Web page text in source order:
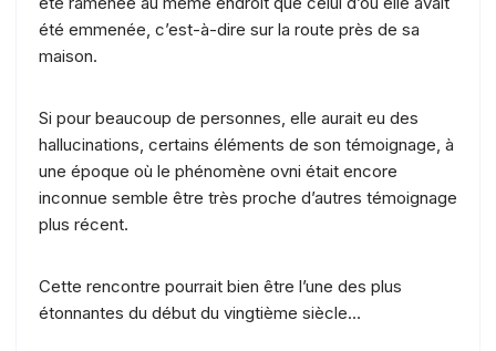
été emmenée, c’est-à-dire sur la route près de sa
maison.
Si pour beaucoup de personnes, elle aurait eu des
hallucinations, certains éléments de son témoignage, à
une époque où le phénomène ovni était encore
inconnue semble être très proche d’autres témoignage
plus récent.
Cette rencontre pourrait bien être l’une des plus
étonnantes du début du vingtième siècle…